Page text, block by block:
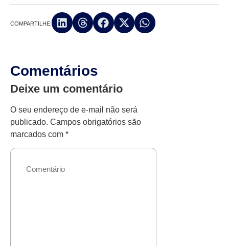
COMPARTILHE:
Comentários
Deixe um comentário
O seu endereço de e-mail não será
publicado. Campos obrigatórios são
marcados com *